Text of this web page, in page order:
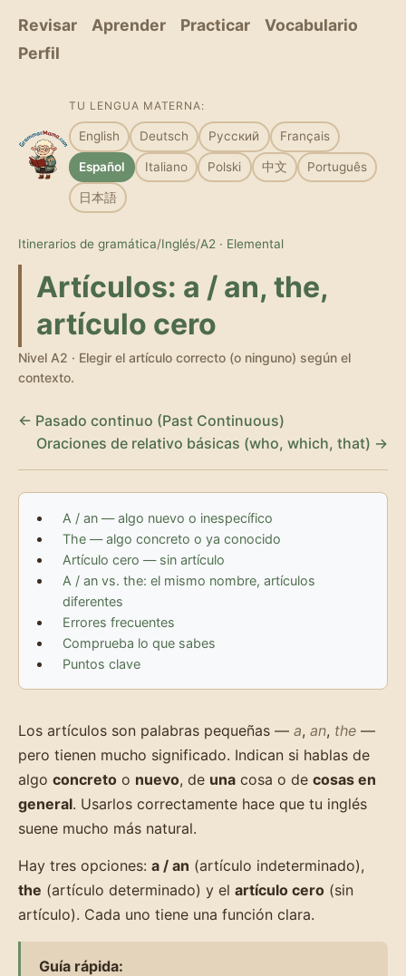
Revisar Aprender Practicar
Vocabulario
Perfil
TU LENGUA MATERNA:
English Deutsch Русский Français
Español Italiano Polski 中文 Português
日本語
Itinerarios de gramática/Inglés/A2 · Elemental
Artículos: a / an, the,
artículo cero
Nivel A2 · Elegir el artículo correcto (o ninguno) según el
contexto.
← Pasado continuo (Past Continuous)
Oraciones de relativo básicas (who, which, that) →
A / an — algo nuevo o inespecífico
The — algo concreto o ya conocido
Artículo cero — sin artículo
A / an vs. the: el mismo nombre, artículos
diferentes
Errores frecuentes
Comprueba lo que sabes
Puntos clave
Los artículos son palabras pequeñas — a, an, the —
pero tienen mucho significado. Indican si hablas de
algo concreto o nuevo, de una cosa o de cosas en
general. Usarlos correctamente hace que tu inglés
suene mucho más natural.
Hay tres opciones: a / an (artículo indeterminado),
the (artículo determinado) y el artículo cero (sin
artículo). Cada uno tiene una función clara.
Guía rápida: